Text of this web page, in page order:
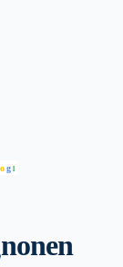
og l
en